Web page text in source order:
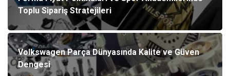
Toplu Sipariş Stratejileri
Volkswagen Parça Dünyasında Kalite ve Güven
Dengesi